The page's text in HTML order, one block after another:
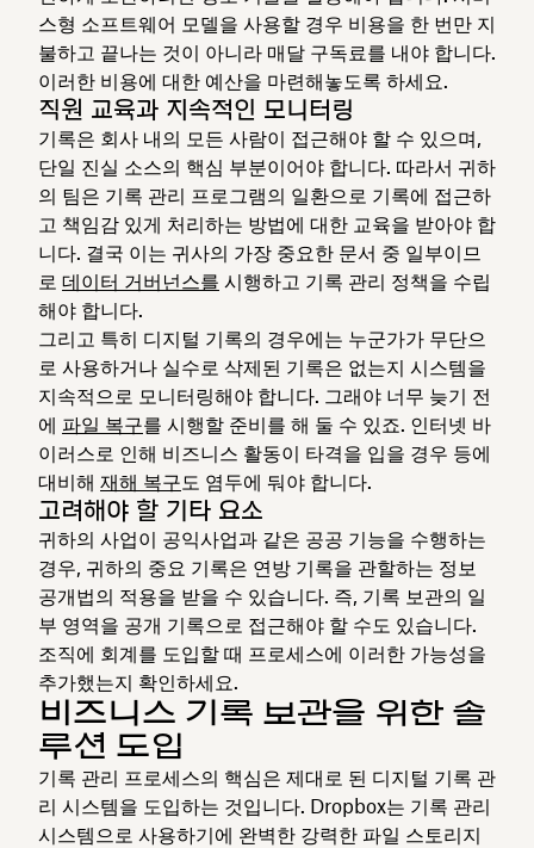
스형 소프트웨어 모델을 사용할 경우 비용을 한 번만 지
불하고 끝나는 것이 아니라 매달 구독료를 내야 합니다.
이러한 비용에 대한 예산을 마련해놓도록 하세요.
직원 교육과 지속적인 모니터링
기록은 회사 내의 모든 사람이 접근해야 할 수 있으며,
단일 진실 소스의 핵심 부분이어야 합니다. 따라서 귀하
의 팀은 기록 관리 프로그램의 일환으로 기록에 접근하
고 책임감 있게 처리하는 방법에 대한 교육을 받아야 합
니다. 결국 이는 귀사의 가장 중요한 문서 중 일부이므
로 데이터 거버넌스를 시행하고 기록 관리 정책을 수립
해야 합니다.
그리고 특히 디지털 기록의 경우에는 누군가가 무단으
로 사용하거나 실수로 삭제된 기록은 없는지 시스템을
지속적으로 모니터링해야 합니다. 그래야 너무 늦기 전
에 파일 복구를 시행할 준비를 해 둘 수 있죠. 인터넷 바
이러스로 인해 비즈니스 활동이 타격을 입을 경우 등에
대비해 재해 복구도 염두에 둬야 합니다.
고려해야 할 기타 요소
귀하의 사업이 공익사업과 같은 공공 기능을 수행하는
경우, 귀하의 중요 기록은 연방 기록을 관할하는 정보
공개법의 적용을 받을 수 있습니다. 즉, 기록 보관의 일
부 영역을 공개 기록으로 접근해야 할 수도 있습니다.
조직에 회계를 도입할 때 프로세스에 이러한 가능성을
추가했는지 확인하세요.
비즈니스 기록 보관을 위한 솔
루션 도입
기록 관리 프로세스의 핵심은 제대로 된 디지털 기록 관
리 시스템을 도입하는 것입니다. Dropbox는 기록 관리
시스템으로 사용하기에 완벽한 강력한 파일 스토리지